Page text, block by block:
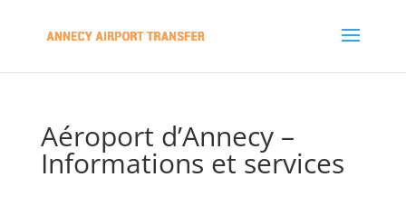
Aéroport d’Annecy –
Informations et services